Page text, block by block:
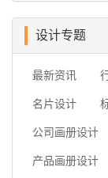
设计专题
最新资讯
名片设计
公司画册设计
产品画册设计